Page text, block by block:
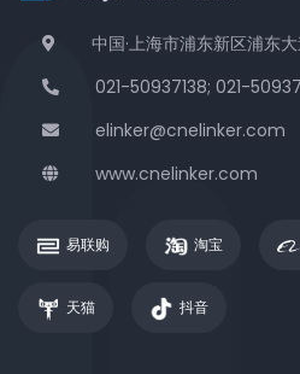
中国·上海市浦东新区浦东
021-50937138; 021-
elinker@cnelinker.com
www.cnelinker.com
易联购 淘宝
天猫 抖音